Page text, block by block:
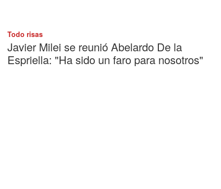
Todo risas
Javier Milei se reunió Abelardo De la
Espriella: "Ha sido un faro para nosotros"